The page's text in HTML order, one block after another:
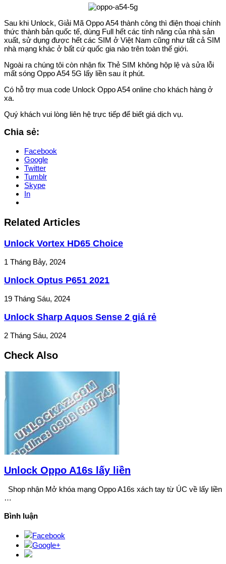
Sau khi Unlock, Giải Mã Oppo A54 thành công thì điện thoại chính
thức thành bản quốc tế, dùng Full hết các tính năng của nhà sản
xuất, sử dụng được hết các SIM ở Việt Nam cũng như tất cả SIM
nhà mạng khác ở bất cứ quốc gia nào trên toàn thế giới.
Ngoài ra chúng tôi còn nhận fix Thẻ SIM không hộp lệ và sửa lỗi
mất sóng Oppo A54 5G lấy liền sau ít phút.
Có hỗ trợ mua code Unlock Oppo A54 online cho khách hàng ở
xa.
Quý khách vui lòng liên hệ trực tiếp để biết giá dịch vụ.
Chia sẻ:
Facebook
Google
Twitter
Tumblr
Skype
In
Related Articles
Unlock Vortex HD65 Choice
1 Tháng Bảy, 2024
Unlock Optus P651 2021
19 Tháng Sáu, 2024
Unlock Sharp Aquos Sense 2 giá rẻ
2 Tháng Sáu, 2024
Check Also
Unlock Oppo A16s lấy liền
Shop nhận Mở khóa mạng Oppo A16s xách tay từ ÚC về lấy liền
…
Bình luận
Facebook
Google+